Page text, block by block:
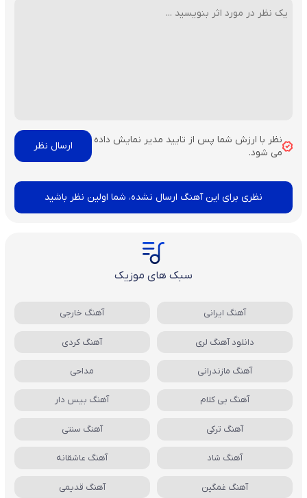
نظر با ارزش شما پس از تایید مدیر نمایش داده
می شود.
نظری برای این آهنگ ارسال نشده، شما اولین نظر باشید
سبک های موزیک
آهنگ ایرانی آهنگ خارجی
دانلود آهنگ لری آهنگ کردی
آهنگ مازندرانی مداحی
آهنگ بی کلام آهنگ بیس دار
آهنگ ترکی آهنگ سنتی
آهنگ شاد آهنگ عاشقانه
آهنگ غمگین آهنگ قدیمی